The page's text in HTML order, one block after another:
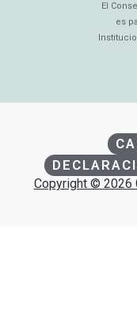
El
es
Copyright © 2026